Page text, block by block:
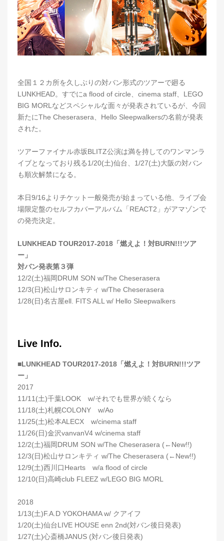
全国１２カ所を久しぶりの対バン形式のツアーで廻る
LUNKHEAD。すでにa flood of circle、cinema staff、LEGO
BIG MORLなどスペシャルな面々が発表されているが、今回
新たにThe Cheserasera、Hello Sleepwalkersの名前が発表
された。
ツアーファイナル赤坂BLITZ公演は満を持してのワンマンラ
イブとなっており残る1/20(土)仙台、1/27(土)大阪の対バン
も順次解禁になる。
本日9/16よりチケット一般発売が始まっている他、ライブ会
場限定盤のセルフカバーアルバム「REACT2」がアマゾンで
の発売決定。
LUNKHEAD TOUR2017-2018「燃えよ！対BURN!!!ツア
ー」
対バン発表第３弾
12/2(土)福岡DRUM SON w/The Cheserasera
12/3(日)松山サロンキティ w/The Cheserasera
1/28(日)名古屋ell. FITS ALL w/ Hello Sleepwalkers
Live Info.
■LUNKHEAD TOUR2017-2018「燃えよ！対BURN!!!ツア
ー」
2017
11/11(土)千葉LOOK w/それでも世界が続くなら
11/18(土)札幌COLONY w/Ao
11/25(土)松本ALECX w/cinema staff
11/26(日)金沢vanvanV4 w/cinema staff
12/2(土)福岡DRUM SON w/The Cheserasera (←New!!)
12/3(日)松山サロンキティ w/The Cheserasera (←New!!)
12/9(土)西川口Hearts w/a flood of circle
12/10(日)高崎club FLEEZ w/LEGO BIG MORL
2018
1/13(土)F.A.D YOKOHAMA w/ クアイフ
1/20(土)仙台LIVE HOUSE enn 2nd(対バン後日発表)
1/27(土)心斎橋JANUS (対バン後日発表)